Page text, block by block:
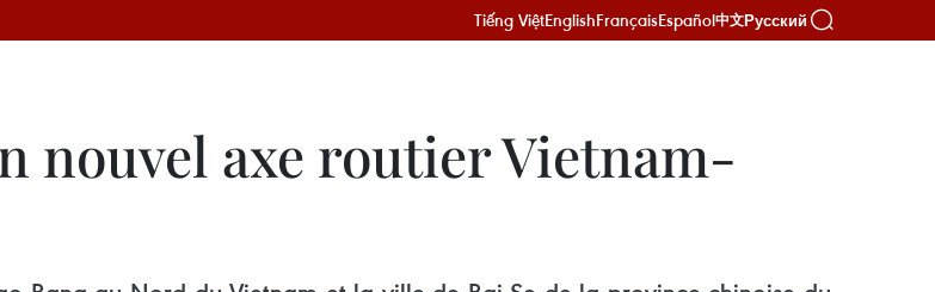
Tiếng ViệtEnglishFrançaisEspañol中文Русский
nouvel axe routier Vietnam-